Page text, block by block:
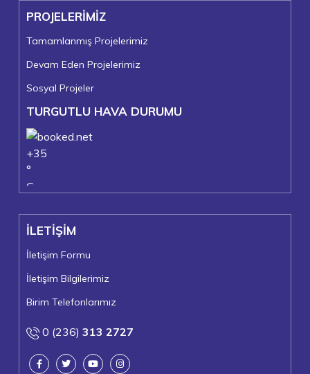
PROJELERİMİZ
Tamamlanmış Projelerimiz
Devam Eden Projelerimiz
Sosyal Projeler
TURGUTLU HAVA DURUMU
+35
°
C
+24°
Turgutlu
Perşembe, 06
İLETİŞİM
İletişim Formu
İletişim Bilgilerimiz
Birim Telefonlarımız
0 (236) 313 2727